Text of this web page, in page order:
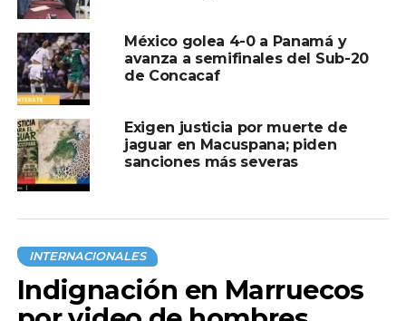
México golea 4-0 a Panamá y
avanza a semifinales del Sub-20
de Concacaf
Exigen justicia por muerte de
jaguar en Macuspana; piden
sanciones más severas
INTERNACIONALES
Indignación en Marruecos